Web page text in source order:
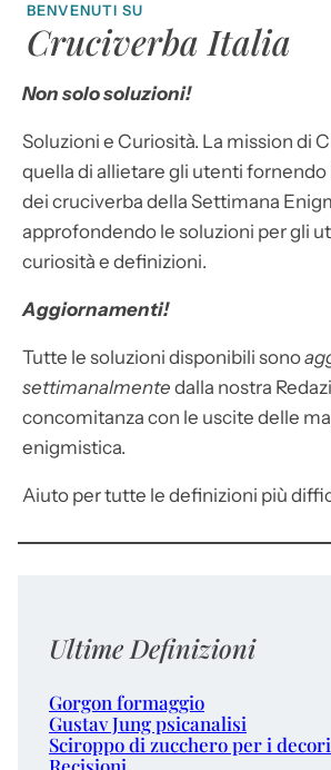
BENVENUTI SU
Cruciverba Italia
Non solo soluzioni!
Soluzioni e Curiosità. La mission di
quella di allietare gli utenti fornendo
dei cruciverba della Settimana
approfondendo le soluzioni per gli
curiosità e definizioni.
Aggiornamenti!
Tutte le soluzioni disponibili sono
settimanalmente dalla nostra
concomitanza con le uscite delle
enigmistica.
Aiuto per tutte le definizioni più
Ultime Definizioni
Gorgon formaggio
Gustav Jung psicanalisi
Sciroppo di zucchero per i